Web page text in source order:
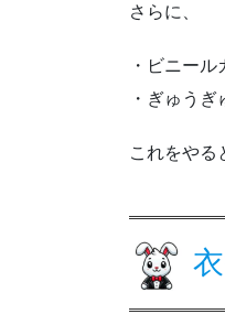
さらに、
・ビニール
・ぎゅうぎ
これをやる